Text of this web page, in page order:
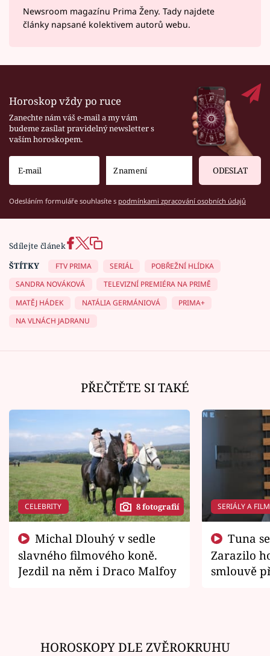
Newsroom magazínu Prima Ženy. Tady najdete
články napsané kolektivem autorů webu.
Horoskop vždy po ruce
Zanechte nám váš e-mail a my vám
budeme zasílat pravidelný newsletter s
vaším horoskopem.
ODESLAT
Odesláním formuláře souhlasíte s podmínkami zpracování osobních údajů
Sdílejte článek
ŠTÍTKY
FTV PRIMA SERIÁL
POBŘEŽNÍ HLÍDKA
SANDRA NOVÁKOVÁ
TELEVIZNÍ PREMIÉRA NA PRIMĚ
MATĚJ HÁDEK
NATÁLIA GERMÁNIOVÁ
PRIMA+
NA VLNÁCH JADRANU
PŘEČTĚTE SI TAKÉ
CELEBRITY 8 fotografií
slavného filmového koně.
Jezdil na něm i Draco Malfoy
SERIÁLY A
Zarazilo
smlouvě
HOROSKOPY DLE ZVĚROKRUHU